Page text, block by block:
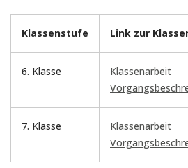
Klassenstufe Link zur
6. Klasse
Klassenarbeit
7. Klasse
Klassenarbeit